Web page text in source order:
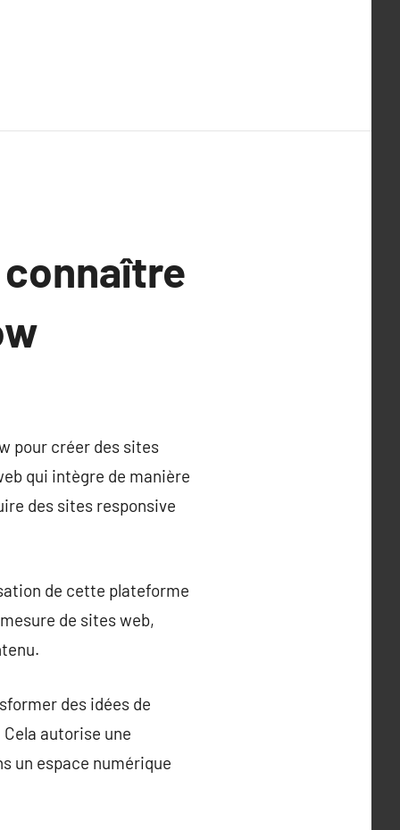
pour créer des sites
qui intègre de manière
des sites responsive
de cette plateforme
de sites web,
des idées de
autorise une
un espace numérique